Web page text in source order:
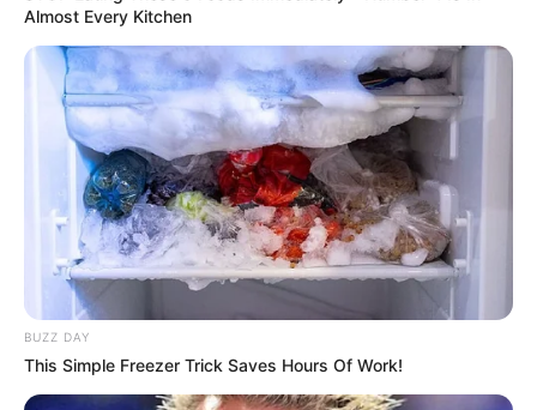
Almost Every Kitchen
BUZZ DAY
This Simple Freezer Trick Saves Hours Of Work!